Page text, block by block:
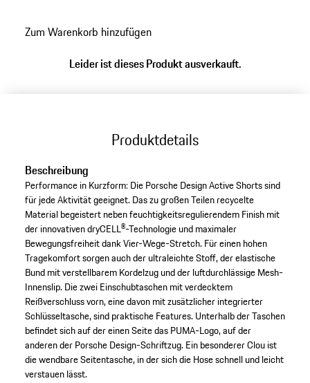
Zum Warenkorb hinzufügen
Leider ist dieses Produkt ausverkauft.
Produktdetails
Beschreibung
Performance in Kurzform: Die Porsche Design Active Shorts sind
für jede Aktivität geeignet. Das zu großen Teilen recycelte
Material begeistert neben feuchtigkeitsregulierendem Finish mit
der innovativen dryCELL®-Technologie und maximaler
Bewegungsfreiheit dank Vier-Wege-Stretch. Für einen hohen
Tragekomfort sorgen auch der ultraleichte Stoff, der elastische
Bund mit verstellbarem Kordelzug und der luftdurchlässige Mesh-
Innenslip. Die zwei Einschubtaschen mit verdecktem
Reißverschluss vorn, eine davon mit zusätzlicher integrierter
Schlüsseltasche, sind praktische Features. Unterhalb der Taschen
befindet sich auf der einen Seite das PUMA-Logo, auf der
anderen der Porsche Design-Schriftzug. Ein besonderer Clou ist
die wendbare Seitentasche, in der sich die Hose schnell und leicht
verstauen lässt.